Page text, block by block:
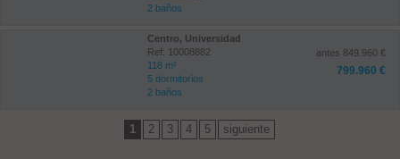
2 baños
Centro, Universidad
Ref: 10008882
118 m²
5 dormitorios
2 baños
antes 849.960 €
799.960 €
1 2 3 4 5 siguiente